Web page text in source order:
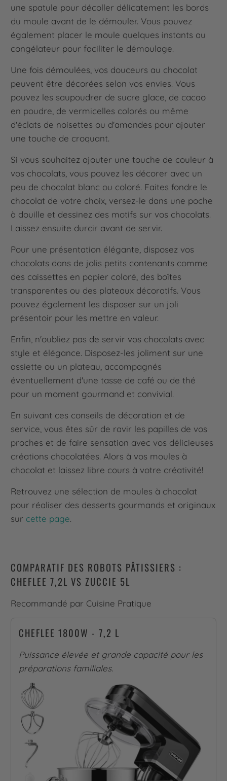
une spatule pour décoller délicatement les bords
du moule avant de le démouler. Vous pouvez
également placer le moule quelques instants au
congélateur pour faciliter le démoulage.
Une fois démoulées, vos douceurs au chocolat
peuvent être décorées selon vos envies. Vous
pouvez les saupoudrer de sucre glace, de cacao
en poudre, de vermicelles colorés ou même
d'éclats de noisettes ou d'amandes pour ajouter
une touche de croquant.
Si vous souhaitez ajouter une touche de couleur à
vos chocolats, vous pouvez les décorer avec un
peu de chocolat blanc ou coloré. Faites fondre le
chocolat de votre choix, versez-le dans une poche
à douille et dessinez des motifs sur vos chocolats.
Laissez ensuite durcir avant de servir.
Pour une présentation élégante, disposez vos
chocolats dans de jolis petits contenants comme
des caissettes en papier coloré, des boîtes
transparentes ou des plateaux décoratifs. Vous
pouvez également les disposer sur un joli
présentoir pour les mettre en valeur.
Enfin, n'oubliez pas de servir vos chocolats avec
style et élégance. Disposez-les joliment sur une
assiette ou un plateau, accompagnés
éventuellement d'une tasse de café ou de thé
pour un moment gourmand et convivial.
En suivant ces conseils de décoration et de
service, vous êtes sûr de ravir les papilles de vos
proches et de faire sensation avec vos délicieuses
créations chocolatées. Alors à vos moules à
chocolat et laissez libre cours à votre créativité!
Retrouvez une sélection de moules à chocolat
pour réaliser des desserts gourmands et originaux
sur cette page.
COMPARATIF DES ROBOTS PÂTISSIERS :
CHEFLEE 7,2L VS ZUCCIE 5L
Recommandé par Cuisine Pratique
CHEFLEE 1800W - 7,2 L
Puissance élevée et grande capacité pour les
préparations familiales.